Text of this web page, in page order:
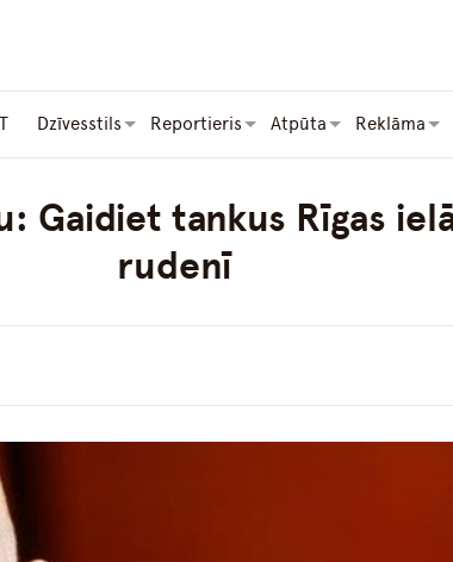
Dzīvesstils Reportieris Atpūta Reklāma
Gaidiet tankus Rīgas
rudenī